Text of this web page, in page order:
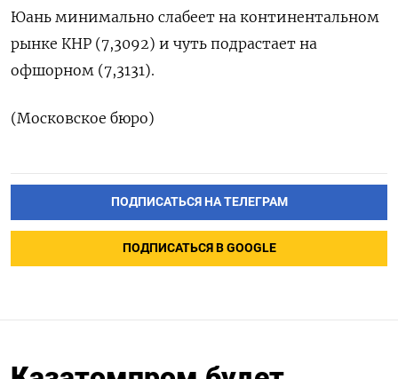
Юань минимально слабеет на континентальном
рынке КНР (7,3092) и чуть подрастает на
офшорном (7,3131).
(Московское бюро)
ПОДПИСАТЬСЯ НА ТЕЛЕГРАМ
ПОДПИСАТЬСЯ В GOOGLE